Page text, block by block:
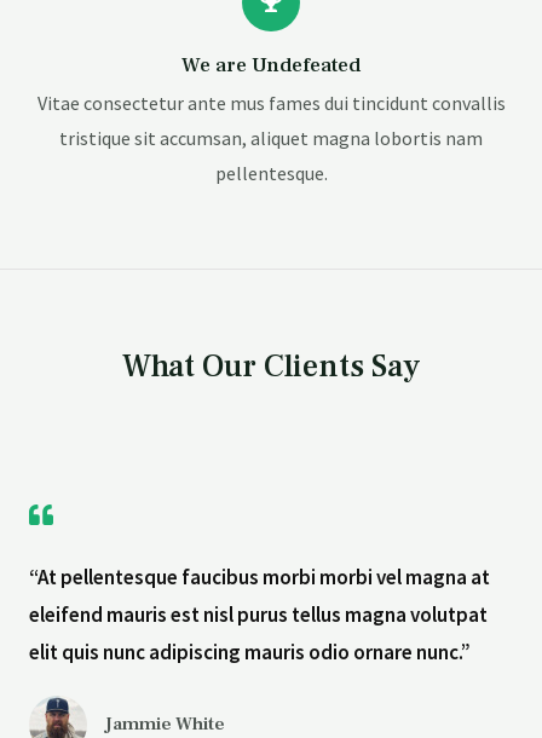
We are Undefeated
Vitae consectetur ante mus fames dui tincidunt convallis
tristique sit accumsan, aliquet magna lobortis nam
pellentesque.
What Our Clients Say
“At pellentesque faucibus morbi morbi vel magna at
eleifend mauris est nisl purus tellus magna volutpat
elit quis nunc adipiscing mauris odio ornare nunc.”
Jammie White